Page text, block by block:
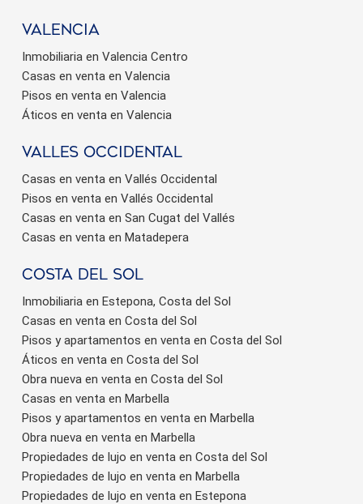
valencia
Inmobiliaria en Valencia Centro
Casas en venta en Valencia
Pisos en venta en Valencia
Áticos en venta en Valencia
valles occidental
Casas en venta en Vallés Occidental
Pisos en venta en Vallés Occidental
Casas en venta en San Cugat del Vallés
Casas en venta en Matadepera
Costa del sol
Inmobiliaria en Estepona, Costa del Sol
Casas en venta en Costa del Sol
Pisos y apartamentos en venta en Costa del Sol
Áticos en venta en Costa del Sol
Obra nueva en venta en Costa del Sol
Casas en venta en Marbella
Pisos y apartamentos en venta en Marbella
Obra nueva en venta en Marbella
Propiedades de lujo en venta en Costa del Sol
Propiedades de lujo en venta en Marbella
Propiedades de lujo en venta en Estepona